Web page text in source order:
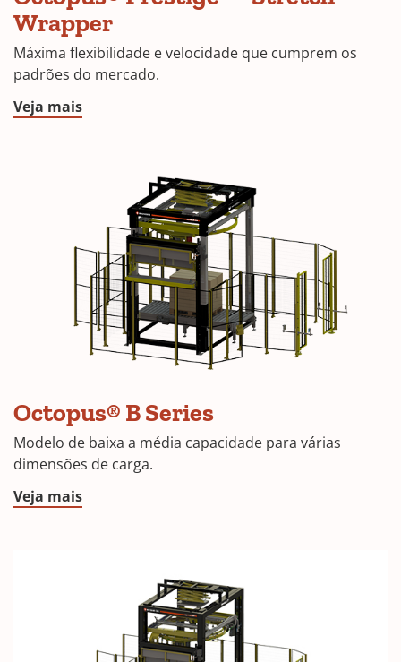
Wrapper
Máxima flexibilidade e velocidade que cumprem os
padrões do mercado.
Veja mais
Octopus® B Series
Modelo de baixa a média capacidade para várias
dimensões de carga.
Veja mais